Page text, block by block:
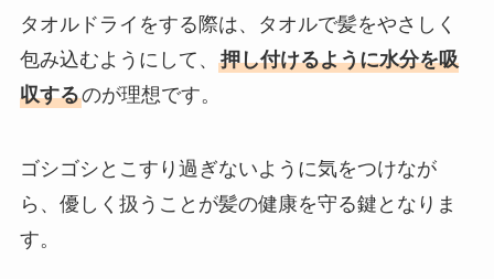
タオルドライをする際は、タオルで髪をやさしく
包み込むようにして、 押し付けるように水分を吸
収するのが理想です。
ゴシゴシとこすり過ぎないように気をつけなが
ら、優しく扱うことが髪の健康を守る鍵となりま
す。